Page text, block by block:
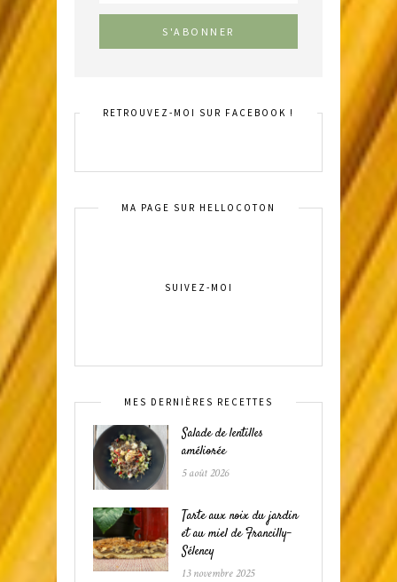
RETROUVEZ-MOI SUR FACEBOOK !
MA PAGE SUR HELLOCOTON
SUIVEZ-MOI
MES DERNIÈRES RECETTES
Salade de lentilles
améliorée
5 août 2026
Tarte aux noix du jardin
et au miel de Francilly-
Sélency
13 novembre 2025